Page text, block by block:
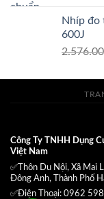
Nhíp đo
600J
Công Ty TNHH Dụng
Việt Nam
✅Thôn Du Nội, Xã Mai
Đông Anh, Thành Phố
✅Điện Thoại: 0962